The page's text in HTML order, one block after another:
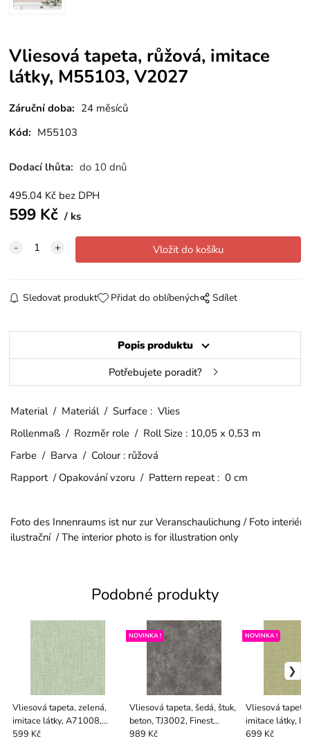
Vliesová tapeta, růžová, imitace
látky, M55103, V2027
Záruční doba: 24 měsíců
Kód: M55103
Dodací lhůta: do 10 dnů
495.04 Kč bez DPH
599 Kč ks
Sledovat produkt Přidat do oblíbených Sdílet
Popis produktu
Potřebujete poradit?
Material / Materiál / Surface : Vlies
Rollenmaß / Rozměr role / Roll Size : 10,05 x 0,53 m
Farbe / Barva / Colour : růžová
Rapport / Opakování vzoru / Pattern repeat : 0 cm
Foto des Innenraums ist nur zur Veranschaulichung / Foto
ilustrační / The interior photo is for illustration only
Podobné produkty
Vliesová tapeta, zelená,
imitace látky, A71008,
V2027
599 Kč
Vliesová tapeta, šedá, štuk,
beton, TJ3002, Finest
Selection
NOVINKA !
989 Kč
Vliesová
imitace látky,
Finest Selection
NOVINKA !
699 Kč